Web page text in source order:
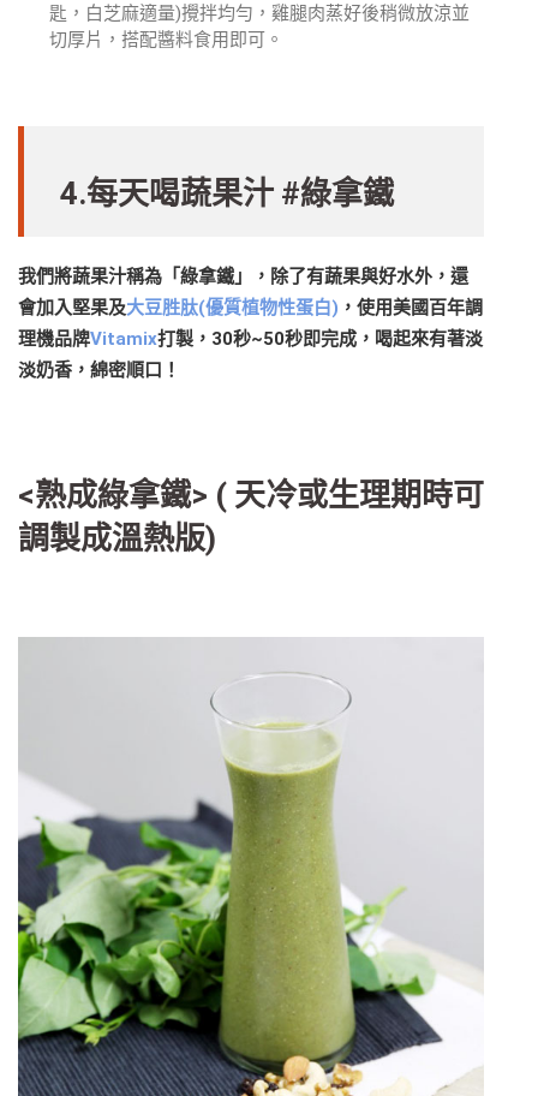
匙，白芝麻適量)攪拌均勻，雞腿肉蒸好後稍微放涼並
切厚片，搭配醬料食用即可。
4.每天喝蔬果汁 #綠拿鐵
我們將蔬果汁稱為「綠拿鐵」，除了有蔬果與好水外，還
會加入堅果及大豆胜肽(優質植物性蛋白) ，使用美國百年調
理機品牌Vitamix打製，30秒~50秒即完成，喝起來有著淡
淡奶香，綿密順口！
<熟成綠拿鐵> ( 天冷或生理期時可
調製成溫熱版)